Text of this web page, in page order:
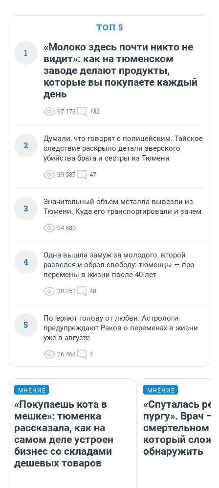
ТОП 5
1
«Молоко здесь почти никто не
видит»: как на тюменском
заводе делают продукты,
которые вы покупаете каждый
день
97 173 132
2
Думали, что говорят с полицейским. Тайское
следствие раскрыло детали зверского
убийства брата и сестры из Тюмени
39 587 47
3
Значительный объем металла вывезли из
Тюмени. Куда его транспортировали и зачем
34 680
4
Одна вышла замуж за молодого, второй
развелся и обрел свободу: тюменцы — про
перемены в жизни после 40 лет
30 253 48
5
Потеряют голову от любви. Астрологи
предупреждают Раков о переменах в жизни
уже в августе
26 464 7
МНЕНИЕ
«Покупаешь кота в
мешке»: тюменка
рассказала, как на
самом деле устроен
бизнес со складами
дешевых товаров
МНЕНИЕ
«Спуталась
пургу». Врач —
смертельном
который
обнаружить